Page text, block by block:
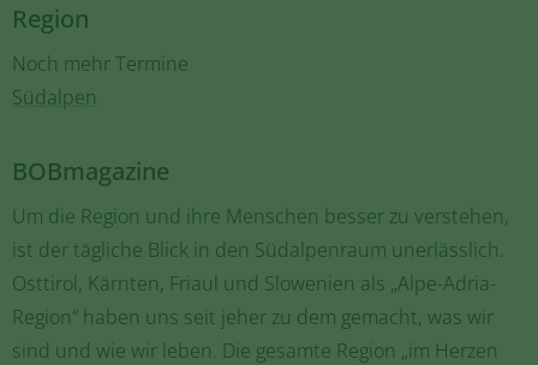
Region
Noch mehr Termine
Südalpen
BOBmagazine
Um die Region und ihre Menschen besser zu verstehen,
ist der tägliche Blick in den Südalpenraum unerlässlich.
Osttirol, Kärnten, Friaul und Slowenien als „Alpe-Adria-
Region“ haben uns seit jeher zu dem gemacht, was wir
sind und wie wir leben. Die gesamte Region „im Herzen